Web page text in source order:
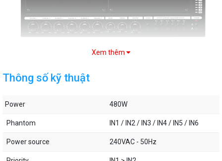
Phantom
IN1 / IN2 / IN3 / IN4 / IN5 / IN6
Power source
240VAC - 50Hz
Priority
IN1 > IN2
Xem thêm
Thông số kỹ thuật
Power 480W
Phantom IN1 / IN2 / IN3 / IN4 / IN5 / IN6
Power source 240VAC - 50Hz